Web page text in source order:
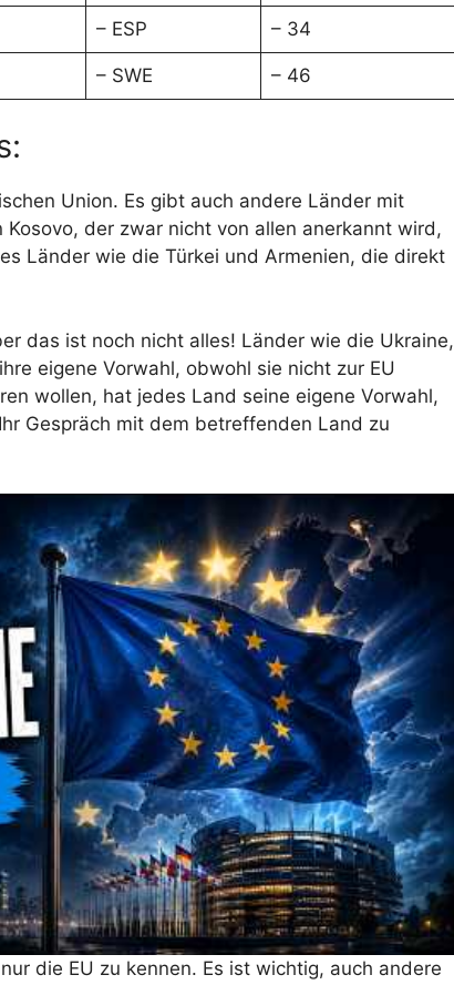
– ESP – 34
– SWE – 46
Union. Es gibt auch andere Länder mit
der zwar nicht von allen anerkannt wird,
Länder wie die Türkei und Armenien, die direkt
das ist noch nicht alles! Länder wie die Ukraine,
eigene Vorwahl, obwohl sie nicht zur EU
wollen, hat jedes Land seine eigene Vorwahl,
Gespräch mit dem betreffenden Land zu
die EU zu kennen. Es ist wichtig, auch andere